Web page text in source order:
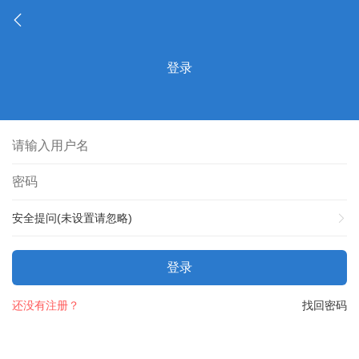
登录
安全提问(未设置请忽略)
登录
找回密码
还没有注册？